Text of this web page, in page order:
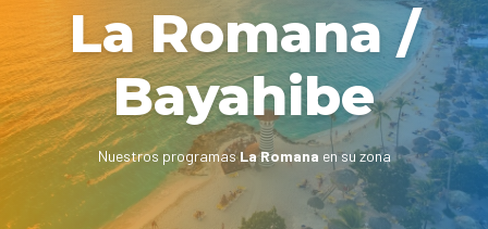
La Romana /
Bayahibe
Nuestros programasLa Romana en su zona